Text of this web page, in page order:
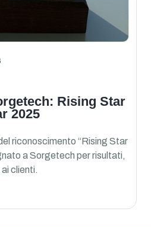
Rising Star
2025
riconoscimento “Rising Star
a Sorgetech per risultati,
clienti.